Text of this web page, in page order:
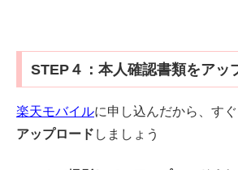
STEP４：本人確認書類をアッ
楽天モバイルに申し込んだから、す
アップロード しましょう